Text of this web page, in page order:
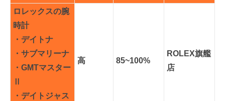
ロレックスの腕
時計
・デイトナ
・サブマリーナ
・GMTマスター
・デイトジャス
高 85~100%
ROLEX旗艦
店